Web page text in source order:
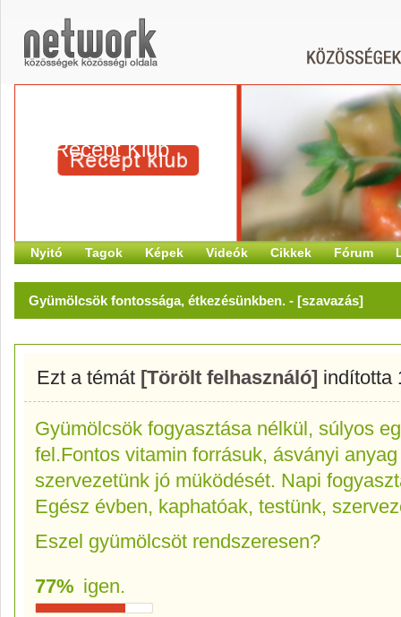
Recept Klub
Nyitó Tagok Képek Videók Cikkek Fórum
Gyümölcsök fontossága, étkezésünkben. - [szavazás]
Ezt a témát [Törölt felhasználó] indította
Gyümölcsök fogyasztása nélkül, súlyos
fel.Fontos vitamin forrásuk, ásványi
szervezetünk jó müködését. Napi
Egész évben, kaphatóak, testünk,
Eszel gyümölcsöt rendszeresen?
77% igen.